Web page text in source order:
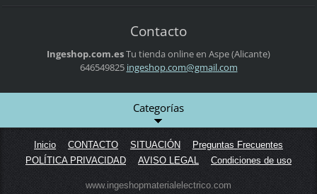
Contacto
Ingeshop.com.esTu tienda online en Aspe (Alicante)
646549825 ingeshop.com@gmail.com
Categorías
Inicio CONTACTO SITUACIÓN
Preguntas Frecuentes
POLÍTICA PRIVACIDAD
AVISO LEGAL Condiciones de uso
www.ingeshopmaterialelectrico.com